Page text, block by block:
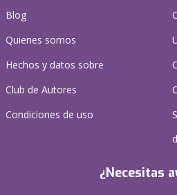
Blog
Quienes somos
Hechos y datos sobre
Club de Autores
Condiciones de uso
¿Necesitas